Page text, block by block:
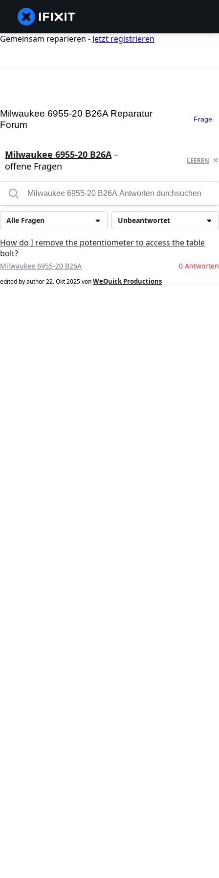
Gemeinsam reparieren - Jetzt registrieren
Milwaukee 6955-20 B26A Reparatur
Forum
Frage
Milwaukee 6955-20 B26A–
offene Fragen
LEEREN
Unbeantwortet
Alle Fragen
How do I remove the potentiometer to access the table
bolt?
Milwaukee 6955-20 B26A 0 Antworten
edited by author22. Okt 2025vonWeQuick Productions